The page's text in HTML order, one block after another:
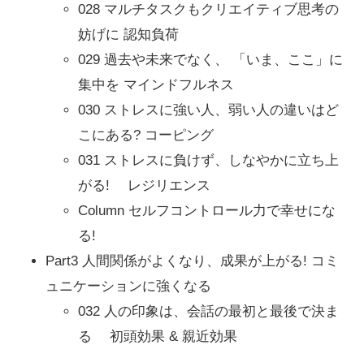
028 マルチタスクもクリエイティブ思考の
妨げに 認知負荷
029 過去や未来でなく、 「いま、ここ」に
集中を マインドフルネス
030 ストレスに強い人、弱い人の違いはど
こにある? コーピング
031 ストレスに負けず、しなやかに立ち上
がる! レジリエンス
Column セルフコントロール力で幸せにな
る!
Part3 人間関係がよくなり、成果が上がる! コミ
ュニケーションに強くなる
032 人の印象は、会話の最初と最後で決ま
る 初頭効果 & 親近効果